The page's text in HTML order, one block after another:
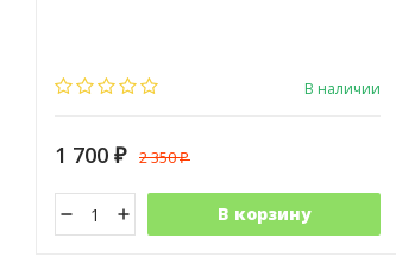
В наличии
1 700 ₽ 2 350₽
В корзину